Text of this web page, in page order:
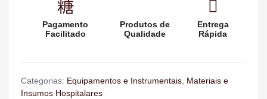
Pagamento
Facilitado
Produtos de
Qualidade
Entrega
Rápida
Categorias: Equipamentos e Instrumentais, Materiais e
Insumos Hospitalares